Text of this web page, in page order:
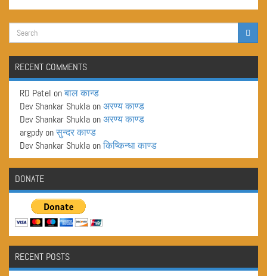
RECENT COMMENTS
RD Patel onबाल कान्ड
Dev Shankar Shukla onअरण्य काण्ड
Dev Shankar Shukla onअरण्य काण्ड
argpdyonसुन्दर काण्ड
Dev Shankar Shukla onकिष्किन्धा काण्ड
DONATE
RECENT POSTS